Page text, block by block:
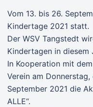
Vom 13. bis 26.
Kindertage 2021 statt.
Der WSV Tangstedt
Kindertagen in
In Kooperation mit
Verein am Donnerstag,
September 2021 die
ALLE“.